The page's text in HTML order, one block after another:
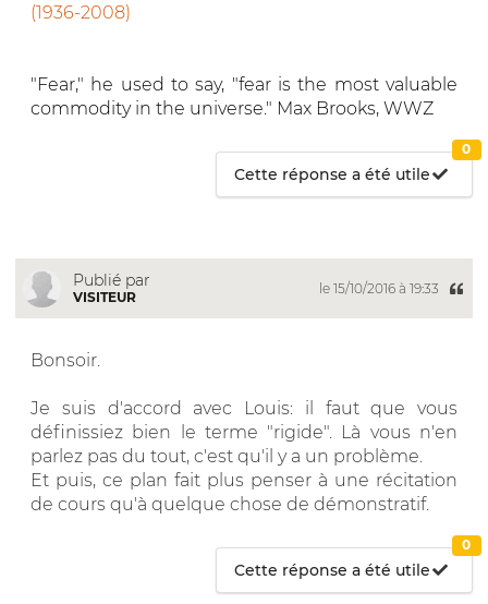
(1936-2008)
"Fear," he used to say, "fear is the most valuable
commodity in the universe." Max Brooks, WWZ
Cette réponse a été utile
0
Publié par
VISITEUR
le 15/10/2016 à 19:33
Bonsoir.
Je suis d'accord avec Louis: il faut que vous
définissiez bien le terme "rigide". Là vous n'en
parlez pas du tout, c'est qu'il y a un problème.
Et puis, ce plan fait plus penser à une récitation
de cours qu'à quelque chose de démonstratif.
Cette réponse a été utile
0